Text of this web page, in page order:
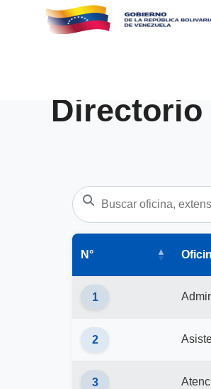
Directorio
N°
1
2
3